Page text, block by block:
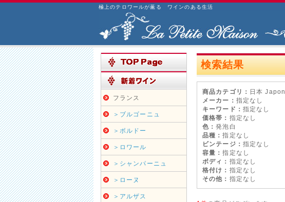
極上のテロワールが薫る ワインのある生活
フランス
＞ブルゴーニュ
＞ボルドー
＞ロワール
＞シャンパーニュ
＞ローヌ
＞アルザス
検索結果
商品カテゴリ：
日本 Japon
メーカー： 指定なし
キーワード： 指定なし
価格帯： 指定なし
色：発泡白
品種：指定なし
ビンテージ： 指定なし
容量：指定なし
ボディ： 指定なし
格付け： 指定なし
その他： 指定なし